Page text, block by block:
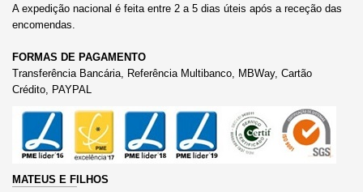
A expedição nacional é feita entre 2 a 5 dias úteis após a receção das
encomendas.
FORMAS DE PAGAMENTO
Transferência Bancária, Referência Multibanco, MBWay, Cartão
Crédito, PAYPAL
MATEUS E FILHOS